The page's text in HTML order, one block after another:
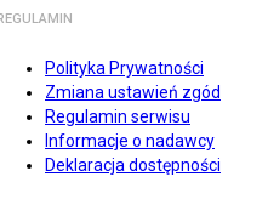
REGULAMIN
Polityka Prywatności
Zmiana ustawień zgód
Regulamin serwisu
Informacje o nadawcy
Deklaracja dostępności